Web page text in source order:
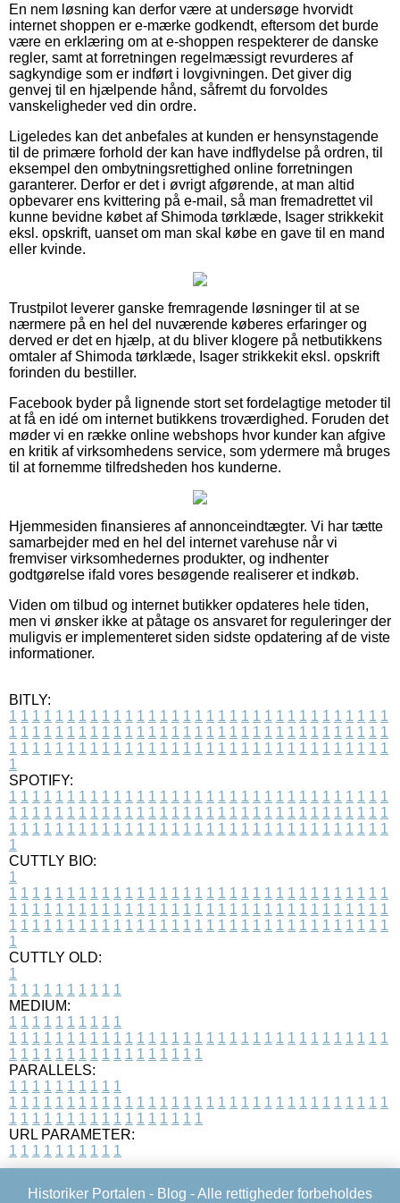
En nem løsning kan derfor være at undersøge hvorvidt
internet shoppen er e-mærke godkendt, eftersom det burde
være en erklæring om at e-shoppen respekterer de danske
regler, samt at forretningen regelmæssigt revurderes af
sagkyndige som er indført i lovgivningen. Det giver dig
genvej til en hjælpende hånd, såfremt du forvoldes
vanskeligheder ved din ordre.
Ligeledes kan det anbefales at kunden er hensynstagende
til de primære forhold der kan have indflydelse på ordren, til
eksempel den ombytningsrettighed online forretningen
garanterer. Derfor er det i øvrigt afgørende, at man altid
opbevarer ens kvittering på e-mail, så man fremadrettet vil
kunne bevidne købet af Shimoda tørklæde, Isager strikkekit
eksl. opskrift, uanset om man skal købe en gave til en mand
eller kvinde.
Trustpilot leverer ganske fremragende løsninger til at se
nærmere på en hel del nuværende køberes erfaringer og
derved er det en hjælp, at du bliver klogere på netbutikkens
omtaler af Shimoda tørklæde, Isager strikkekit eksl. opskrift
forinden du bestiller.
Facebook byder på lignende stort set fordelagtige metoder til
at få en idé om internet butikkens troværdighed. Foruden det
møder vi en række online webshops hvor kunder kan afgive
en kritik af virksomhedens service, som ydermere må bruges
til at fornemme tilfredsheden hos kunderne.
Hjemmesiden finansieres af annonceindtægter. Vi har tætte
samarbejder med en hel del internet varehuse når vi
fremviser virksomhedernes produkter, og indhenter
godtgørelse ifald vores besøgende realiserer et indkøb.
Viden om tilbud og internet butikker opdateres hele tiden,
men vi ønsker ikke at påtage os ansvaret for reguleringer der
muligvis er implementeret siden sidste opdatering af de viste
informationer.
BITLY:
1 1 1 1 1 1 1 1 1 1 1 1 1 1 1 1 1 1 1 1 1 1 1 1 1 1 1 1 1 1 1 1 1
1 1 1 1 1 1 1 1 1 1 1 1 1 1 1 1 1 1 1 1 1 1 1 1 1 1 1 1 1 1 1 1 1
1 1 1 1 1 1 1 1 1 1 1 1 1 1 1 1 1 1 1 1 1 1 1 1 1 1 1 1 1 1 1 1 1
1
SPOTIFY:
1 1 1 1 1 1 1 1 1 1 1 1 1 1 1 1 1 1 1 1 1 1 1 1 1 1 1 1 1 1 1 1 1
1 1 1 1 1 1 1 1 1 1 1 1 1 1 1 1 1 1 1 1 1 1 1 1 1 1 1 1 1 1 1 1 1
1 1 1 1 1 1 1 1 1 1 1 1 1 1 1 1 1 1 1 1 1 1 1 1 1 1 1 1 1 1 1 1 1
1
CUTTLY BIO:
1
1 1 1 1 1 1 1 1 1 1 1 1 1 1 1 1 1 1 1 1 1 1 1 1 1 1 1 1 1 1 1 1 1
1 1 1 1 1 1 1 1 1 1 1 1 1 1 1 1 1 1 1 1 1 1 1 1 1 1 1 1 1 1 1 1 1
1 1 1 1 1 1 1 1 1 1 1 1 1 1 1 1 1 1 1 1 1 1 1 1 1 1 1 1 1 1 1 1 1
1
CUTTLY OLD:
1
1 1 1 1 1 1 1 1 1 1
MEDIUM:
1 1 1 1 1 1 1 1 1 1
1 1 1 1 1 1 1 1 1 1 1 1 1 1 1 1 1 1 1 1 1 1 1 1 1 1 1 1 1 1 1 1 1
1 1 1 1 1 1 1 1 1 1 1 1 1 1 1 1 1
PARALLELS:
1 1 1 1 1 1 1 1 1 1
1 1 1 1 1 1 1 1 1 1 1 1 1 1 1 1 1 1 1 1 1 1 1 1 1 1 1 1 1 1 1 1 1
1 1 1 1 1 1 1 1 1 1 1 1 1 1 1 1 1
URL PARAMETER:
1 1 1 1 1 1 1 1 1 1
Historiker Portalen - Blog - Alle rettigheder forbeholdes